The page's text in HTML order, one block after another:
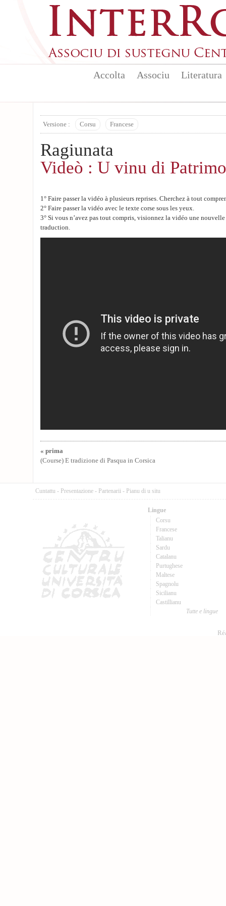
Accolta Associu Literatura
Versione : Corsu Francese
Ragiunata
Videò : U vinu di
1° Faire passer la vidéo à plusieurs reprises. Cherchez à tout
2° Faire passer la vidéo avec le texte corse sous les yeux.
3° Si vous n’avez pas tout compris, visionnez la vidéo une
traduction.
« prima
(Course) E tradizione di Pasqua in Corsica
Cuntattu - Presentazione - Partenarii - Pianu di u situ
Lingue
Corsu
Francese
Talianu
Sardu
Catalanu
Purtughese
Maltese
Spagnolu
Sicilianu
Castillianu
Tutte e lingue